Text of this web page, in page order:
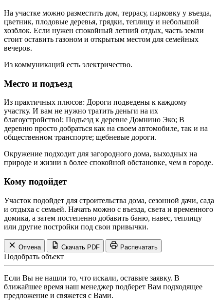
На участке можно разместить дом, террасу, парковку у въезда,
цветник, плодовые деревья, грядки, теплицу и небольшой
хозблок. Если нужен спокойный летний отдых, часть земли
стоит оставить газоном и открытым местом для семейных
вечеров.
Из коммуникаций есть электричество.
Место и подъезд
Из практичных плюсов: Дороги подведены к каждому
участку. И вам не нужно тратить деньги на их
благоустройство!; Подъезд к деревне Домнино Эко; В
деревню просто добраться как на своем автомобиле, так и на
общественном транспорте; щебневые дороги.
Окружение подходит для загородного дома, выходных на
природе и жизни в более спокойной обстановке, чем в городе.
Кому подойдет
Участок подойдет для строительства дома, сезонной дачи, сада
и отдыха с семьей. Начать можно с въезда, света и временного
домика, а затем постепенно добавить баню, навес, теплицу
или другие постройки под свои привычки.
Отмена Скачать PDF Распечатать
Подобрать объект
Если Вы не нашли то, что искали, оставьте заявку. В
ближайшее время наш менеджер подберет Вам подходящее
предложение и свяжется с Вами.